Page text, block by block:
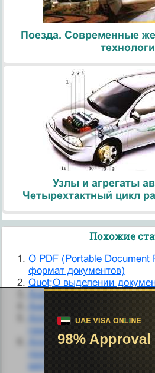
Поезда. Современные
Узлы и агрегаты
Четырехтактный цикл
Похожие
O PDF (Portable
формат документов)
Quot;О выделении
Анализ документов в
Анимационное
Аппаратурное оформление
газификации твердых
Аппаратурное оформление
производства бутадиен-
метилстирольных) каучуков